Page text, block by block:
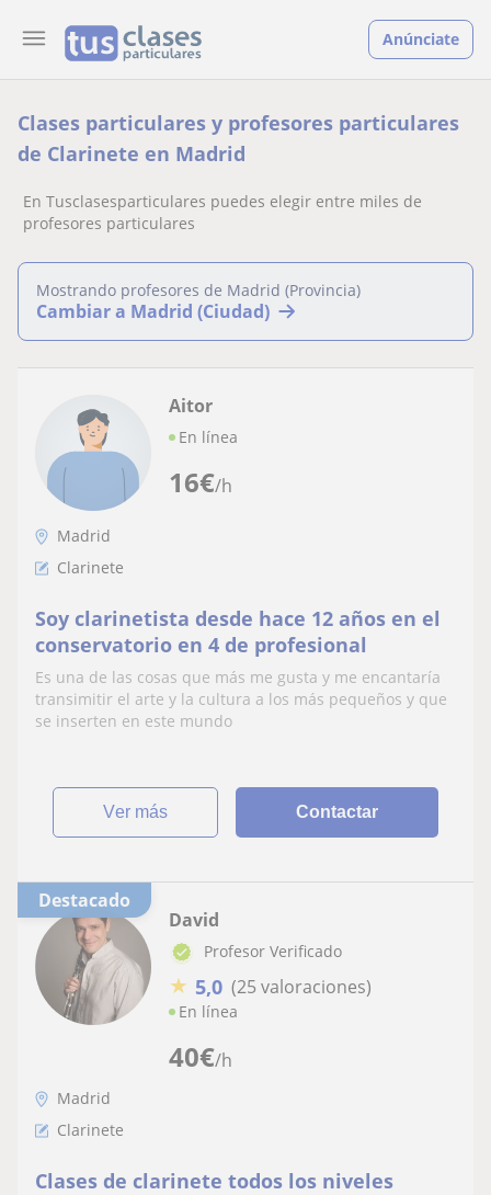
Anúnciate
Clases particulares y profesores particulares
de Clarinete en Madrid
En Tusclasesparticulares puedes elegir entre miles de
profesores particulares
Mostrando profesores de Madrid (Provincia)
Cambiar a Madrid (Ciudad)
16€/h
Aitor
En línea
Madrid
Clarinete
Soy clarinetista desde hace 12 años en el
conservatorio en 4 de profesional
Es una de las cosas que más me gusta y me encantaría
transimitir el arte y la cultura a los más pequeños y que
se inserten en este mundo
ver más Contactar
Destacado
40€/h
David
Profesor Verificado
★ 5,0 (25 valoraciones)
En línea
Madrid
Clarinete
Clases de clarinete todos los niveles